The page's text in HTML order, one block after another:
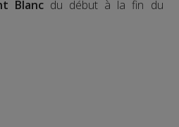
Blancdu début à la fin du